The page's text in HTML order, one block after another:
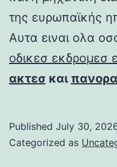
της ευρωπαϊκής
Αυτα ειναι ολα
οδικεσ εκδρομεσ
ακτεσ και
Published July 30,
Categorized as